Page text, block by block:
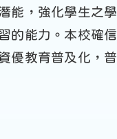
能，強化學生之學
的能力。本校確信
優教育普及化，普